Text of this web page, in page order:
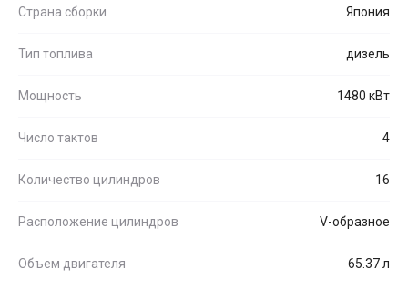
Страна сборки Япония
Тип топлива дизель
Мощность 1480 кВт
Число тактов 4
Количество цилиндров 16
Расположение цилиндров V-образное
Объем двигателя 65.37 л